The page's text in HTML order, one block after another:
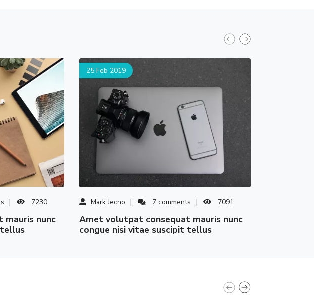
7230
tellus
Mark Jecno 7 comments 7091
25 Feb 2019
amet volutpat consequat mauris nunc
congue nisi vitae suscipit tellus